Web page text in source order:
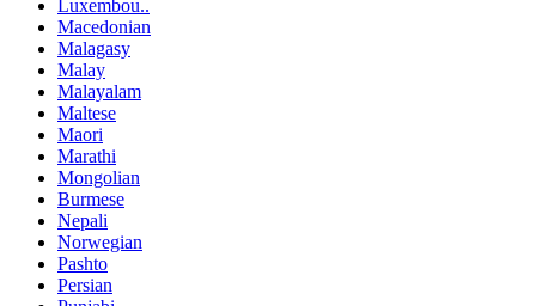
Luxembou..
Macedonian
Malagasy
Malay
Malayalam
Maltese
Maori
Marathi
Mongolian
Burmese
Nepali
Norwegian
Pashto
Persian